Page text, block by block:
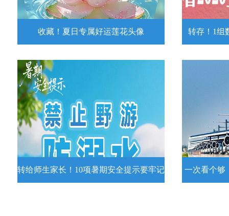
收藏！夏日专属好运莲花头像
收藏！夏日专属好运莲花头像
夏日专属好运莲花头像！
详情
转存！1组
转存！1
况发布。
转给师生家长！10项暑期安全提示要牢记 一次看个够